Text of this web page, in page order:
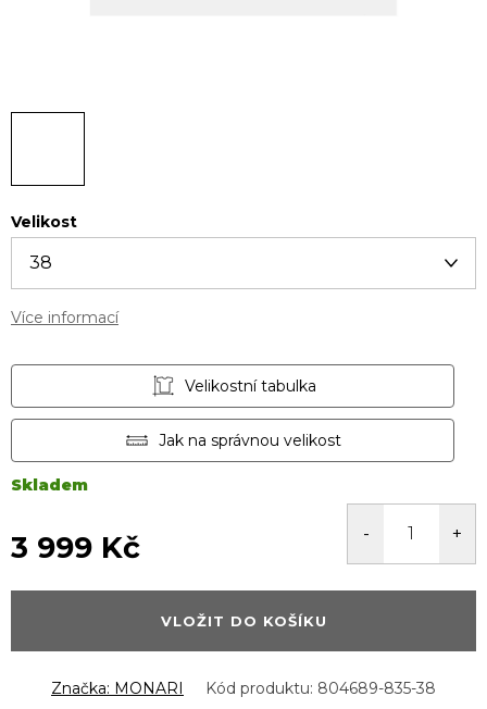
Velikost
Více informací
Velikostní tabulka
Jak na správnou velikost
Skladem
3 999 Kč
cena:
VLOŽIT DO KOŠÍKU
Značka: MONARI Kód produktu: 804689-835-38